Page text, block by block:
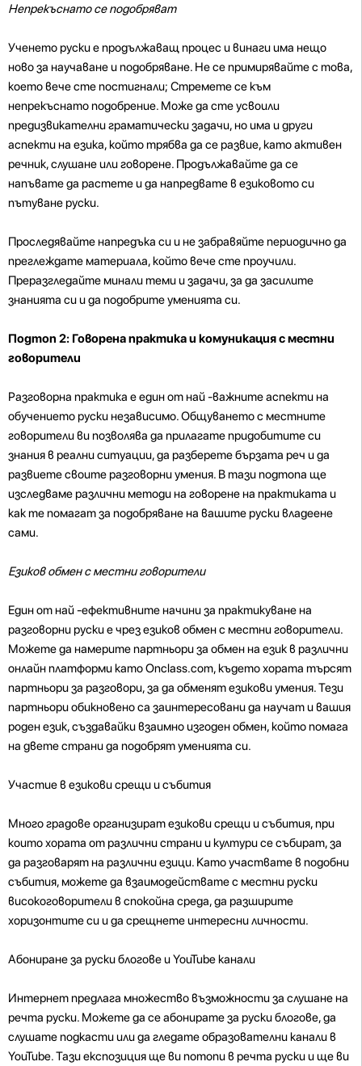
Непрекъснато се подобряват
Ученето руски е продължаващ процес и винаги има нещо
ново за научаване и подобряване. Не се примирявайте с това,
което вече сте постигнали; Стремете се към
непрекъснато подобрение. Може да сте усвоили
предизвикателни граматически задачи, но има и други
аспекти на езика, който трябва да се развие, като активен
речник, слушане или говорене. Продължавайте да се
напъвате да растете и да напредвате в езиковото си
пътуване руски.
Проследявайте напредъка си и не забравяйте периодично да
преглеждате материала, който вече сте проучили.
Преразгледайте минали теми и задачи, за да засилите
знанията си и да подобрите уменията си.
Подтоп 2: Говорена практика и комуникация с местни
говорители
Разговорна практика е един от най -важните аспекти на
обучението руски независимо. Общуването с местните
говорители ви позволява да прилагате придобитите си
знания в реални ситуации, да разберете бързата реч и да
развиете своите разговорни умения. В тази подтопа ще
изследваме различни методи на говорене на практиката и
как те помагат за подобряване на вашите руски владеене
сами.
Езиков обмен с местни говорители
Един от най -ефективните начини за практикуване на
разговорни руски е чрез езиков обмен с местни говорители.
Можете да намерите партньори за обмен на език в различни
онлайн платформи като Onclass.com, където хората търсят
партньори за разговори, за да обменят езикови умения. Тези
партньори обикновено са заинтересовани да научат и вашия
роден език, създавайки взаимно изгоден обмен, който помага
на двете страни да подобрят уменията си.
Участие в езикови срещи и събития
Много градове организират езикови срещи и събития, при
които хората от различни страни и култури се събират, за
да разговарят на различни езици. Като участвате в подобни
събития, можете да взаимодействате с местни руски
високоговорители в спокойна среда, да разширите
хоризонтите си и да срещнете интересни личности.
Абониране за руски блогове и YouTube канали
Интернет предлага множество възможности за слушане на
речта руски. Можете да се абонирате за руски блогове, да
слушате подкасти или да гледате образователни канали в
YouTube. Тази експозиция ще ви потопи в речта руски и ще ви